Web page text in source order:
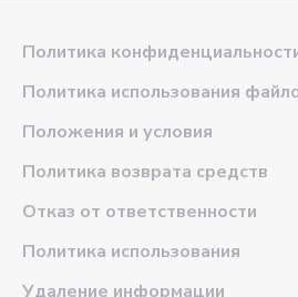
Политика
Политика использования
Положения и условия
Политика возврата средств
Отказ от ответственности
Политика использования
Удаление информации